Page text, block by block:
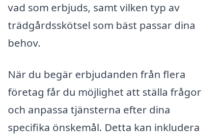
vad som erbjuds, samt vilken typ av
trädgårdsskötsel som bäst passar dina
behov.
När du begär erbjudanden från flera
företag får du möjlighet att ställa frågor
och anpassa tjänsterna efter dina
specifika önskemål. Detta kan inkludera